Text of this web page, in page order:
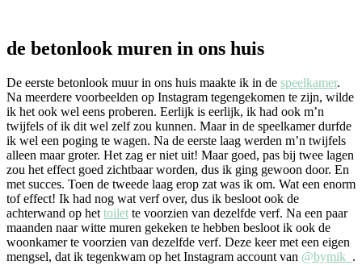
de betonlook muren in ons huis
De eerste betonlook muur in ons huis maakte ik in de speelkamer.
Na meerdere voorbeelden op Instagram tegengekomen te zijn, wilde
ik het ook wel eens proberen. Eerlijk is eerlijk, ik had ook m’n
twijfels of ik dit wel zelf zou kunnen. Maar in de speelkamer durfde
ik wel een poging te wagen. Na de eerste laag werden m’n twijfels
alleen maar groter. Het zag er niet uit! Maar goed, pas bij twee lagen
zou het effect goed zichtbaar worden, dus ik ging gewoon door. En
met succes. Toen de tweede laag erop zat was ik om. Wat een enorm
tof effect! Ik had nog wat verf over, dus ik besloot ook de
achterwand op het toilet te voorzien van dezelfde verf. Na een paar
maanden naar witte muren gekeken te hebben besloot ik ook de
woonkamer te voorzien van dezelfde verf. Deze keer met een eigen
mengsel, dat ik tegenkwam op het Instagram account van @bymik_ .